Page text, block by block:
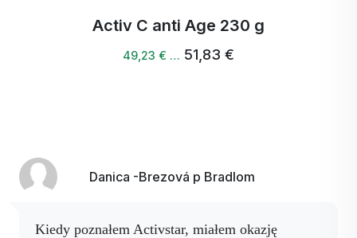
C anti Age 230 g
51,83 €
Danica -Brezová p Bradlom
Kiedy poznałem Activstar, miałem okazję